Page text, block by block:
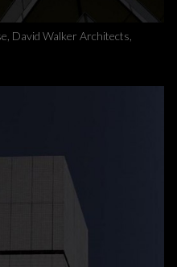
David Walker Architects,